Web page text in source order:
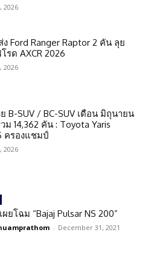
2026
Ford Ranger Raptor 2 คัน ลุย
รด AXCR 2026
2026
B-SUV / BC-SUV เดือน มิถุนายน
ม 14,362 คัน : Toyota Yaris
ครองแชมป์
2026
ยโฉม “Bajaj Pulsar NS 200”
- December 31, 2021